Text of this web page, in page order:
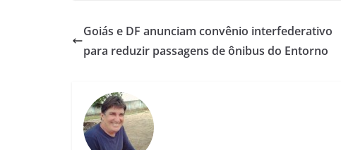
Goiás e DF anunciam convênio interfederativo
para reduzir passagens de ônibus do Entorno